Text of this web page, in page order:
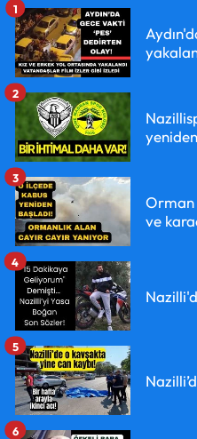
1
2
Orman
ve
3
4
5
6